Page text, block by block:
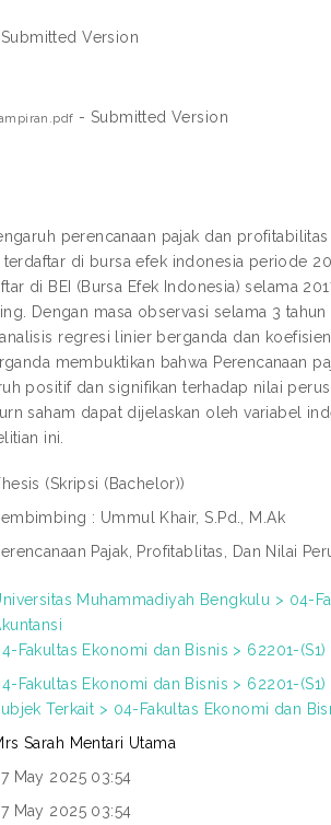
Version
- Submitted Version
perencanaan pajak dan
di bursa efek indonesia periode
di BEI (Bursa Efek Indonesia) selama
Dengan masa observasi selama 3
regresi linier berganda dan
membuktikan bahwa Perencanaan
positif dan signifikan terhadap nilai
saham dapat dijelaskan oleh variabel
ini.
(Skripsi (Bachelor))
: Ummul Khair, S.Pd., M.Ak
Pajak, Profitablitas, Dan Nilai
Muhammadiyah Bengkulu > 04-
Fakultas Ekonomi dan Bisnis > 62201-(S1)
Fakultas Ekonomi dan Bisnis > 62201-(S1)
Terkait > 04-Fakultas Ekonomi dan
Sarah Mentari Utama
May 2025 03:54
May 2025 03:54